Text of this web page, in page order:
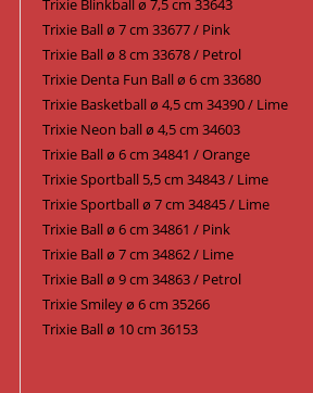
Trixie Blinkball ø 7,5 cm 33643
Trixie Ball ø 7 cm 33677 / Pink
Trixie Ball ø 8 cm 33678 / Petrol
Trixie Denta Fun Ball ø 6 cm 33680
Trixie Basketball ø 4,5 cm 34390 / Lime
Trixie Neon ball ø 4,5 cm 34603
Trixie Ball ø 6 cm 34841 / Orange
Trixie Sportball 5,5 cm 34843 / Lime
Trixie Sportball ø 7 cm 34845 / Lime
Trixie Ball ø 6 cm 34861 / Pink
Trixie Ball ø 7 cm 34862 / Lime
Trixie Ball ø 9 cm 34863 / Petrol
Trixie Smiley ø 6 cm 35266
Trixie Ball ø 10 cm 36153